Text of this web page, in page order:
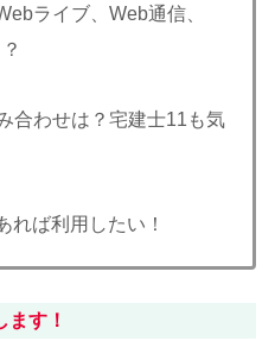
ライブ、Web通信、
合わせは？宅建士11も気
れば利用したい！
す！